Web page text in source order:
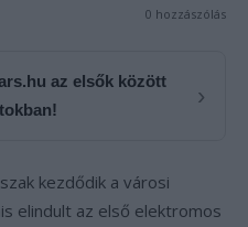
0 hozzászólás
az elsők között
›
kezdődik a városi
elindult az első elektromos